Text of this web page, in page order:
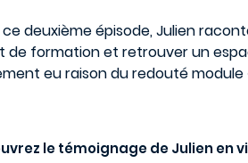
ce deuxième épisode, Julien
de formation et retrouver un
eu raison du redouté module
le témoignage de Julien en